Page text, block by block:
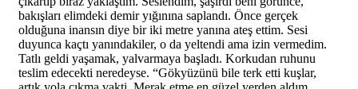
bakışları elimdeki demir yığınına saplandı. Önce gerçek
olduğuna inansın diye bir iki metre yanına ateş ettim. Sesi
duyunca kaçtı yanındakiler, o da yeltendi ama izin vermedim.
Tatlı geldi yaşamak, yalvarmaya başladı. Korkudan ruhunu
teslim edecekti neredeyse. “Gökyüzünü bile terk etti kuşlar,